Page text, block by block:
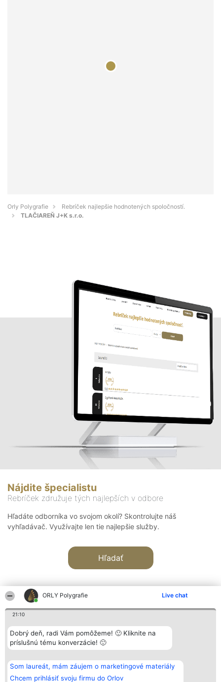
ORLY Polygrafie Live chat
21:10
Dobrý deň, radi Vám pomôžeme! 🙂 Kliknite na
príslušnú tému konverzácie! 🙂
Som laureát, mám záujem o marketingové materiály
Chcem prihlásiť svoju firmu do Orlov
Orly Polygrafie
Rebríček najlepšie hodnotených spoločností.
TLAČIAREŇ J+K s.r.o.
Nájdite špecialistu
Rebríček združuje tých najlepších v odbore
Hľadáte odborníka vo svojom okolí? Skontrolujte náš
vyhľadávač. Využívajte len tie najlepšie služby.
Hľadať
Organizátor hodnotenia
Bright Side Solutions sp. z o.
o. sp. k.
Wrocław 50-079
KRS 0000749100 | Regon
381313360 | NIP 8943132676
Hodnotenie
Laureáti
Lista
Laureatów
Podmienky
Obchodné
Kontakt
Kontakt